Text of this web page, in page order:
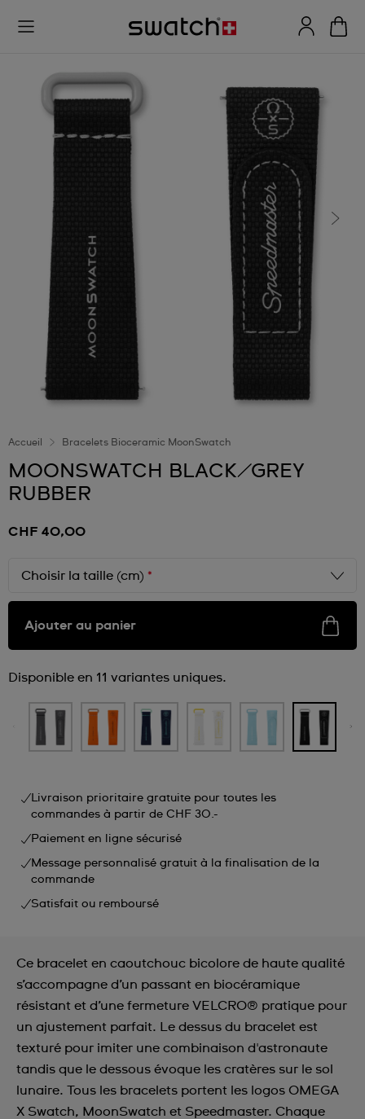
Accueil Bracelets Bioceramic MoonSwatch
MOONSWATCH BLACK/GREY
RUBBER
CHF 40,00
Choisir la taille (cm) *
Ajouter au panier
Disponible en 11 variantes uniques.
Livraison prioritaire gratuite pour toutes les
commandes à partir de CHF 30.-
Paiement en ligne sécurisé
Message personnalisé gratuit à la finalisation de la
commande
Satisfait ou remboursé
Ce bracelet en caoutchouc bicolore de haute qualité
s’accompagne d’un passant en biocéramique
résistant et d’une fermeture VELCRO® pratique pour
un ajustement parfait. Le dessus du bracelet est
texturé pour imiter une combinaison d'astronaute
tandis que le dessous évoque les cratères sur le sol
lunaire. Tous les bracelets portent les logos OMEGA
X Swatch, MoonSwatch et Speedmaster. Chaque